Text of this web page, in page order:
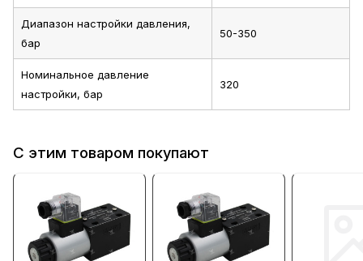
Диапазон настройки давления,
бар
50-350
Номинальное давление
настройки, бар
320
С этим товаром покупают